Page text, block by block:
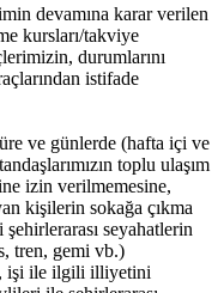
devamına karar verilen
kursları/takviye
durumlarını
istifade
ve günlerde (hafta içi ve
toplu ulaşım
izin verilmemesine,
kişilerin sokağa çıkma
şehirlerarası seyahatlerin
tren, gemi vb.)
işi ile ilgili illiyetini